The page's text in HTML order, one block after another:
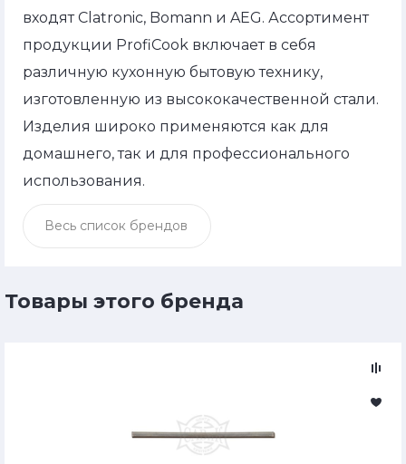
входят Clatronic, Bomann и AEG. Ассортимент
продукции ProfiCook включает в себя
различную кухонную бытовую технику,
изготовленную из высококачественной стали.
Изделия широко применяются как для
домашнего, так и для профессионального
использования.
Весь список брендов
Товары этого бренда